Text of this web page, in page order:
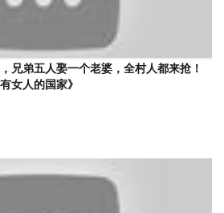
兄弟五人娶一个老婆，全村人都来抢！
女人的国家》